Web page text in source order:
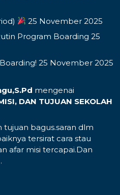
25 November 2025
Program Boarding 25
25 November 2025
mengenai
DAN TUJUAN SEKOLAH
tujuan bagus.saran dlm
tersirat cara stau
afar misi tercapai.Dan